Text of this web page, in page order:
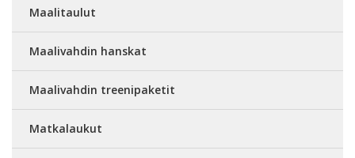
Maalitaulut
Maalivahdin hanskat
Maalivahdin treenipaketit
Matkalaukut